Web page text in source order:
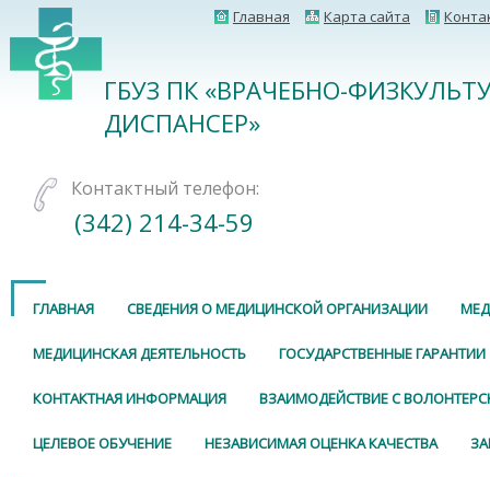
Главная Карта сайта
ГБУЗ ПК «ВРАЧЕБНО-
ДИСПАНСЕР»
Контактный телефон:
(342) 214-34-59
ГЛАВНАЯ СВЕДЕНИЯ О МЕДИЦИНСКОЙ ОРГАНИЗАЦИИ
МЕДИЦИНСКАЯ ДЕЯТЕЛЬНОСТЬ ГОСУДАРСТВЕННЫЕ ГАРАНТИИ
КОНТАКТНАЯ ИНФОРМАЦИЯ ВЗАИМОДЕЙСТВИЕ С
ЦЕЛЕВОЕ ОБУЧЕНИЕ НЕЗАВИСИМАЯ ОЦЕНКА КАЧЕСТВА